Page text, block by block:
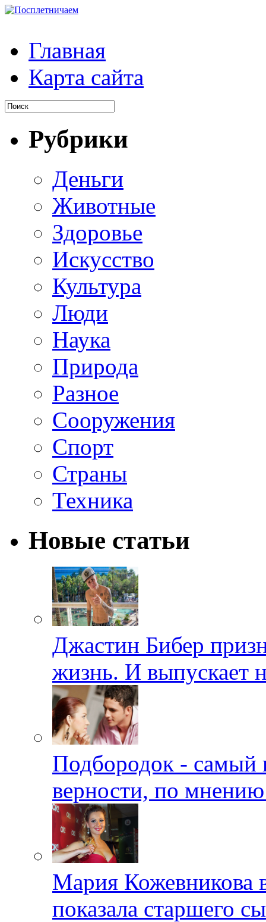
Главная
Карта сайта
Рубрики
Деньги
Животные
Здоровье
Искусство
Культура
Люди
Наука
Природа
Разное
Сооружения
Спорт
Страны
Техника
Новые статьи
Джастин Бибер
жизнь. И выпускает
Подбородок - самый
верности, по
Мария Кожевникова
показала старшего